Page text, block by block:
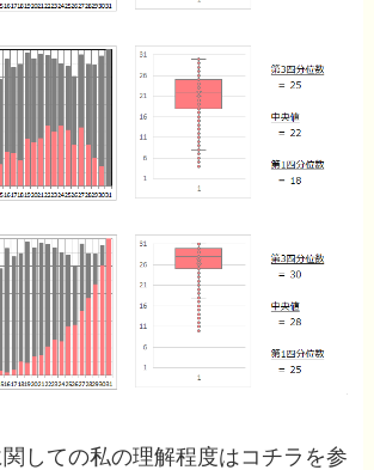
しての私の理解程度はコチラを参